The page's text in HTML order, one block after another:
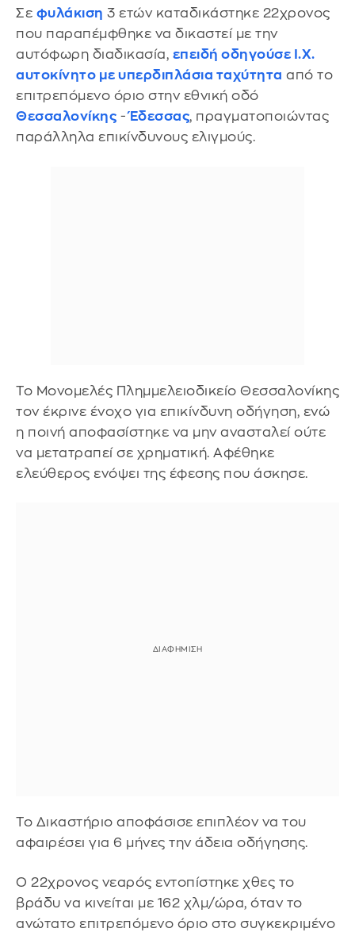
Σε φυλάκιση 3 ετών καταδικάστηκε 22χρονος
που παραπέμφθηκε να δικαστεί με την
αυτόφωρη διαδικασία, επειδή οδηγούσε Ι.Χ.
αυτοκίνητο με υπερδιπλάσια ταχύτητα από το
επιτρεπόμενο όριο στην εθνική οδό
Θεσσαλονίκης -Έδεσσας, πραγματοποιώντας
παράλληλα επικίνδυνους ελιγμούς.
Το Μονομελές Πλημμελειοδικείο Θεσσαλονίκης
τον έκρινε ένοχο για επικίνδυνη οδήγηση, ενώ
η ποινή αποφασίστηκε να μην ανασταλεί ούτε
να μετατραπεί σε χρηματική. Αφέθηκε
ελεύθερος ενόψει της έφεσης που άσκησε.
Το Δικαστήριο αποφάσισε επιπλέον να του
αφαιρέσει για 6 μήνες την άδεια οδήγησης.
Ο 22χρονος νεαρός εντοπίστηκε χθες το
βράδυ να κινείται με 162 χλμ/ώρα, όταν το
ανώτατο επιτρεπόμενο όριο στο συγκεκριμένο